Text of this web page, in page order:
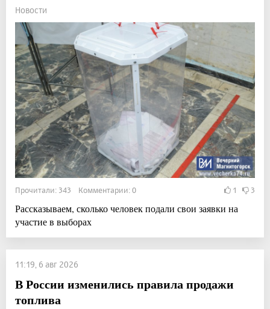
Новости
Прочитали: 343 Комментарии: 0 1 3
Рассказываем, сколько человек подали свои заявки на
участие в выборах
11:19, 6 авг 2026
В России изменились правила продажи
топлива